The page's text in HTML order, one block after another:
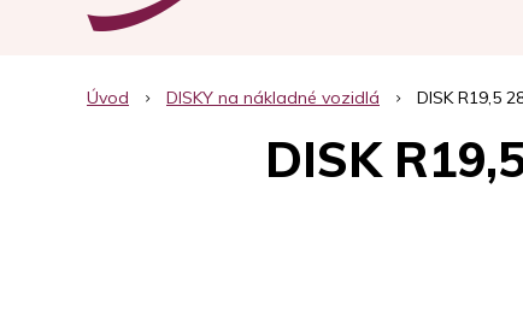
Úvod DISKY na nákladné vozidlá DISK R19,5
DISK